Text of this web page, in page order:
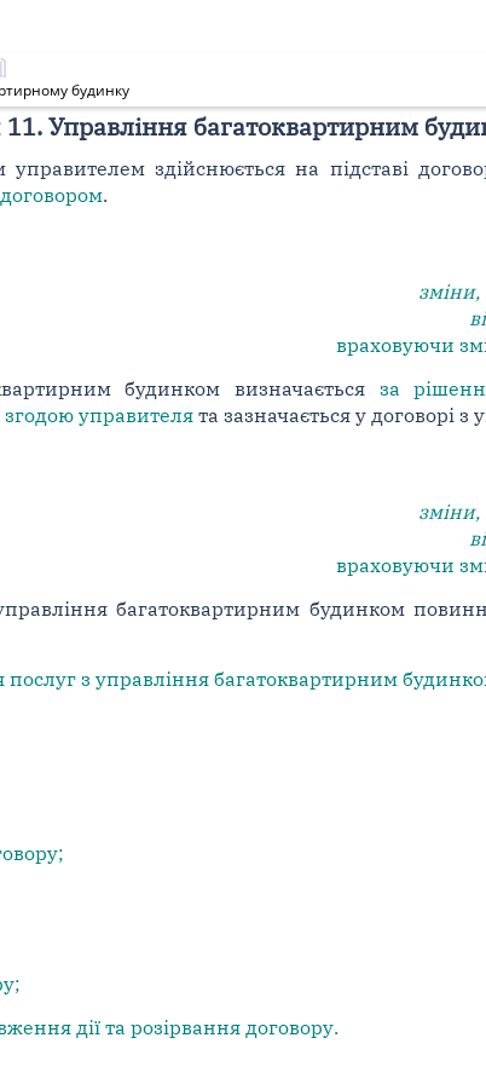
будинку